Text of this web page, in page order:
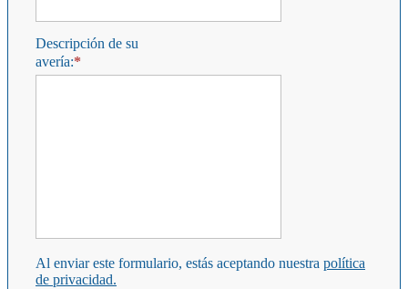
Descripción de su
avería:
Al enviar este formulario, estás aceptando nuestra política
de privacidad.